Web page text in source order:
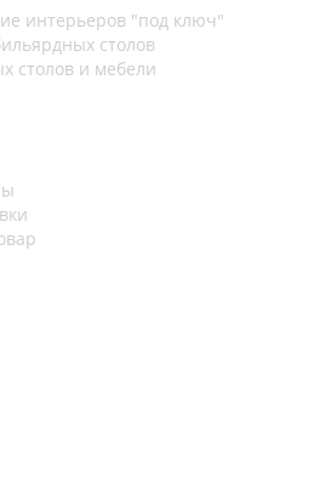
интерьеров "под ключ"
столов
столов и мебели